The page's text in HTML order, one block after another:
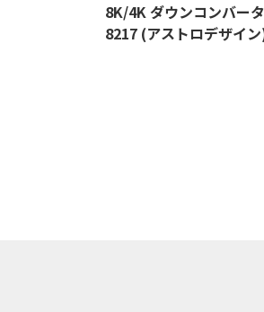
8K/4K ダウンコンバー
8217 (アストロデザイ